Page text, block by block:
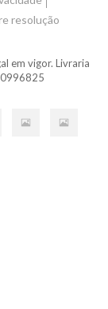
resolução
em vigor. Livraria